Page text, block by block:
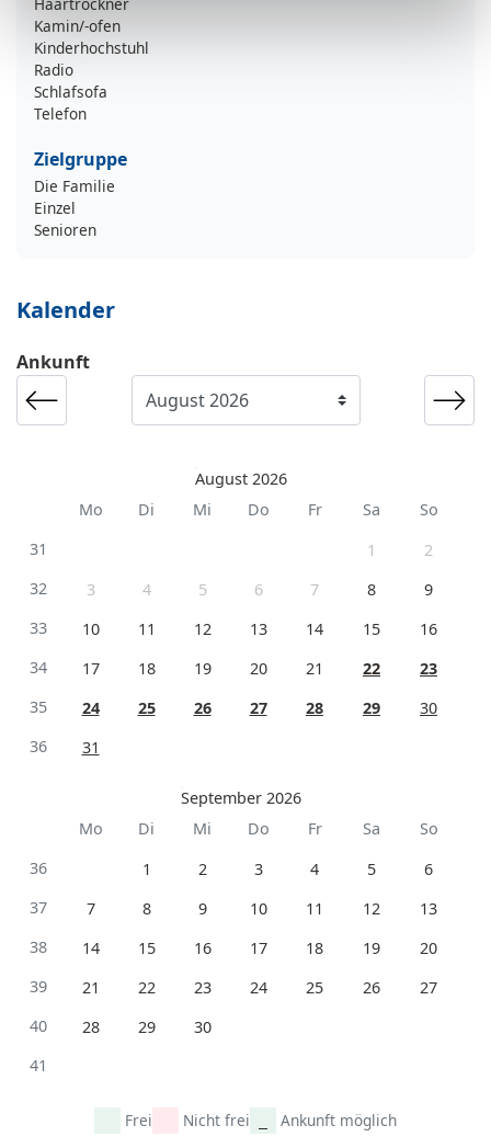
Kamin/-ofen
Kinderhochstuhl
Radio
Schlafsofa
Telefon
Zielgruppe
Die Familie
Einzel
Senioren
Kalender
Ankunft
August 2026
Mo
Di Mi Do Fr Sa
So
31
1
2
32
3 4 5 6 7 8
9
33
10 11 12 13 14 15
16
34
17 18 19 20 21 22
23
35
24 25 26 27 28 29
30
36
31
September 2026
Mo
Di Mi Do Fr Sa
So
36
1 2 3 4 5
6
37
7 8 9 10 11 12
13
38
14 15 16 17 18 19
20
39
21 22 23 24 25 26
27
40
28 29
30
41
Frei Nicht frei Ankunft möglich